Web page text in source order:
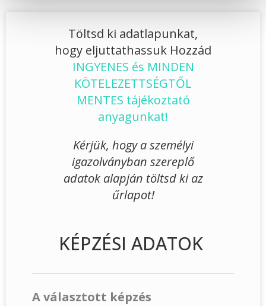
Töltsd ki adatlapunkat,
hogy eljuttathassuk Hozzád
INGYENES és MINDEN
KÖTELEZETTSÉGTŐL
MENTES tájékoztató
anyagunkat!
Kérjük, hogy a személyi
igazolványban szereplő
adatok alapján töltsd ki az
űrlapot!
KÉPZÉSI ADATOK
A választott képzés